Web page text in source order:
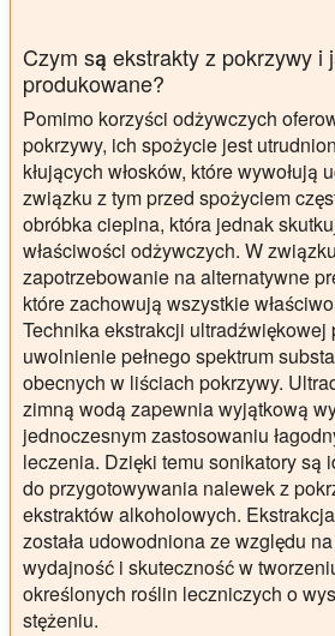
Czym są ekstrakty z pokrzywy i
produkowane?
Pomimo korzyści odżywczych
pokrzywy, ich spożycie jest
kłujących włosków, które wywołują
związku z tym przed spożyciem
obróbka cieplna, która jednak
właściwości odżywczych. W
zapotrzebowanie na alternatywne
które zachowują wszystkie
Technika ekstrakcji
uwolnienie pełnego spektrum
obecnych w liściach pokrzywy.
zimną wodą zapewnia wyjątkową
jednoczesnym zastosowaniu
leczenia. Dzięki temu sonikatory są
do przygotowywania nalewek z
ekstraktów alkoholowych.
została udowodniona ze względu
wydajność i skuteczność w
określonych roślin leczniczych o
stężeniu.